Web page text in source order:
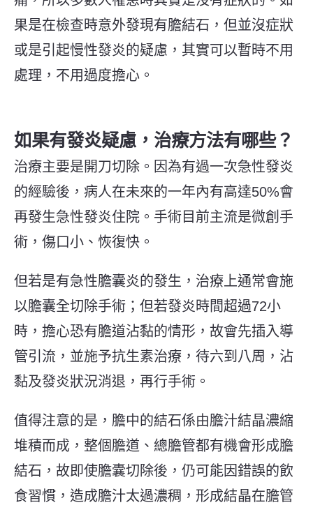
果是在檢查時意外發現有膽結石，但並沒症狀
或是引起慢性發炎的疑慮，其實可以暫時不用
處理，不用過度擔心。
如果有發炎疑慮，治療方法有哪些？
治療主要是開刀切除。因為有過一次急性發炎
的經驗後，病人在未來的一年內有高達50%會
再發生急性發炎住院。手術目前主流是微創手
術，傷口小、恢復快。
但若是有急性膽囊炎的發生，治療上通常會施
以膽囊全切除手術；但若發炎時間超過72小
時，擔心恐有膽道沾黏的情形，故會先插入導
管引流，並施予抗生素治療，待六到八周，沾
黏及發炎狀況消退，再行手術。
值得注意的是，膽中的結石係由膽汁結晶濃縮
堆積而成，整個膽道、總膽管都有機會形成膽
結石，故即使膽囊切除後，仍可能因錯誤的飲
食習慣，造成膽汁太過濃稠，形成結晶在膽管